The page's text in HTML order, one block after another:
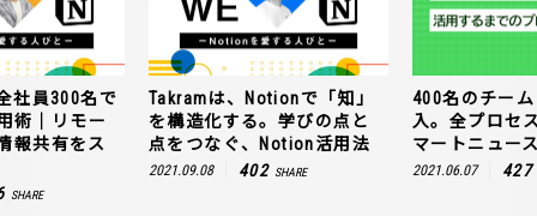
社員300名で
術｜リモー
報共有をス
SHARE
Takramは、Notionで「知」
を構造化する。学びの点と
点をつなぐ、Notion活用法
2021.09.08 402 SHARE
400名のチー
入。全プロセ
マートニュー
2021.06.07 427